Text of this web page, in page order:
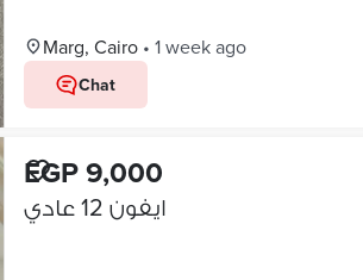
Marg, Cairo • 1 week ago
Chat
EGP 9,000
ايفون 12 عادي